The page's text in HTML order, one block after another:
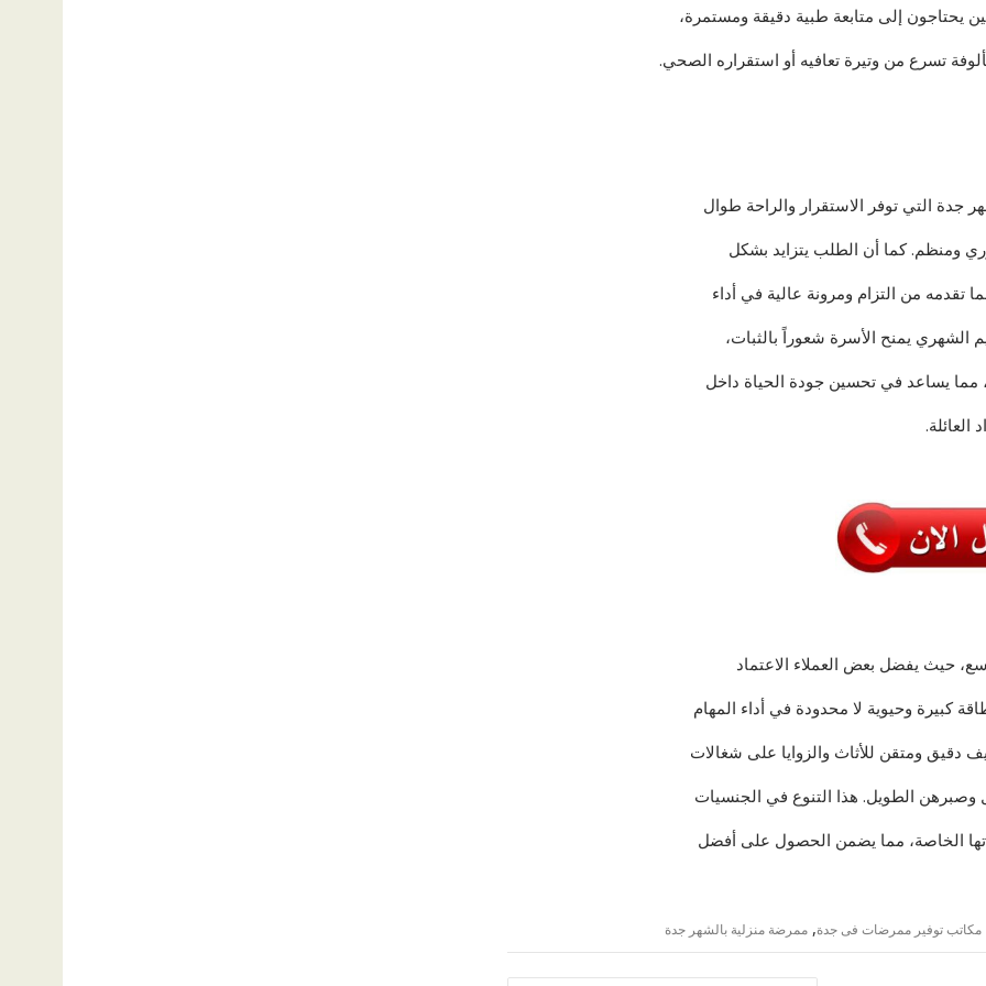
يحتاجون إلى متابعة طبية دقيقة ومستمرة،
تسرع من وتيرة تعافيه أو استقراره الصحي.
جدة التي توفر الاستقرار والراحة طوال
ومنظم. كما أن الطلب يتزايد بشكل
من التزام ومرونة عالية في أداء
الشهري يمنح الأسرة شعوراً بالثبات،
مما يساعد في تحسين جودة الحياة داخل
حيث يفضل بعض العملاء الاعتماد
كبيرة وحيوية لا محدودة في أداء المهام
دقيق ومتقن للأثاث والزوايا على شغالات
وصبرهن الطويل. هذا التنوع في الجنسيات
الخاصة، مما يضمن الحصول على أفضل
مكاتب توفير ممرضات فى جدة, ممرضة منزلية بالشهر جدة